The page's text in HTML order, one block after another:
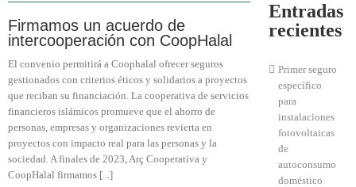
Firmamos un acuerdo de
intercooperación con CoopHalal
El convenio permitirá a Coophalal ofrecer seguros
gestionados con criterios éticos y solidarios a proyectos
que reciban su financiación. La cooperativa de servicios
financieros islámicos promueve que el ahorro de
personas, empresas y organizaciones revierta en
proyectos con impacto real para las personas y la
sociedad. A finales de 2023, Arç Cooperativa y
CoopHalal firmamos [...]
Entradas
recientes
Primer seguro
específico
para
instalaciones
fotovoltaicas
de
autoconsumo
doméstico